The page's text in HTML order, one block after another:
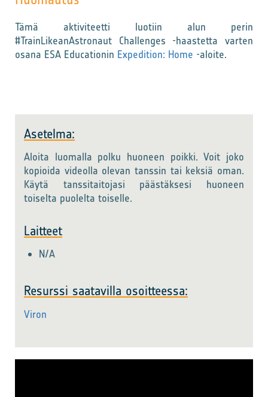
Tämä aktiviteetti luotiin alun perin
#TrainLikeanAstronaut Challenges -haastetta varten
osana ESA Educationin Expedition: Home -aloite.
Asetelma:
Aloita luomalla polku huoneen poikki. Voit joko
kopioida videolla olevan tanssin tai keksiä oman.
Käytä tanssitaitojasi päästäksesi huoneen
toiselta puolelta toiselle.
Laitteet
N/A
Resurssi saatavilla osoitteessa:
Viron